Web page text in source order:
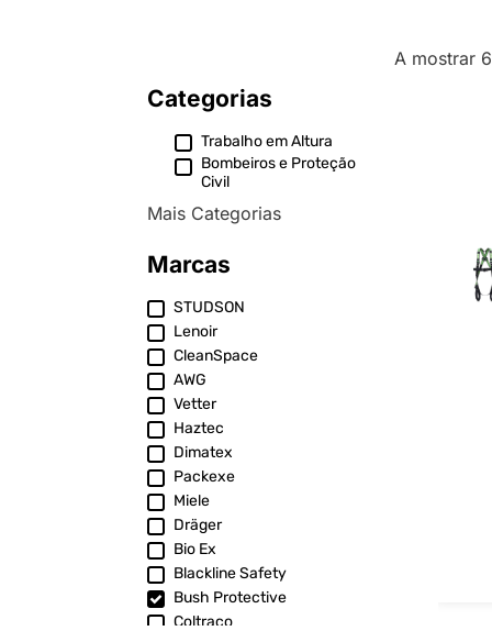
Categorias
Trabalho em Altura
Bombeiros e Proteção
Civil
Mais Categorias
Marcas
STUDSON
Lenoir
CleanSpace
AWG
Vetter
Haztec
Dimatex
Packexe
Miele
Dräger
Bio Ex
Blackline Safety
Bush Protective
Coltraco
A mostrar